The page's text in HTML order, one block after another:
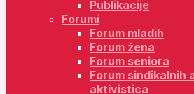
Publikacije
Forumi
Forum mladih
Forum žena
Forum seniora
Forum sindikalnih
aktivistica